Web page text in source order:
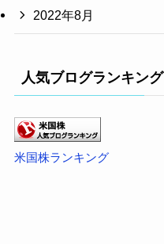
2022年8月
人気ブログランキング
米国株ランキング